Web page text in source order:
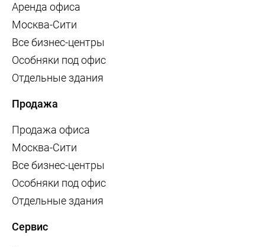
Аренда офиса
Москва-Сити
Все бизнес-центры
Особняки под офис
Отдельные здания
Продажа
Продажа офиса
Москва-Сити
Все бизнес-центры
Особняки под офис
Отдельные здания
Сервис